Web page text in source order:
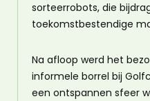
sorteerrobots, die
toekomstbestendige
Na afloop werd het
informele borrel bij
een ontspannen sfeer